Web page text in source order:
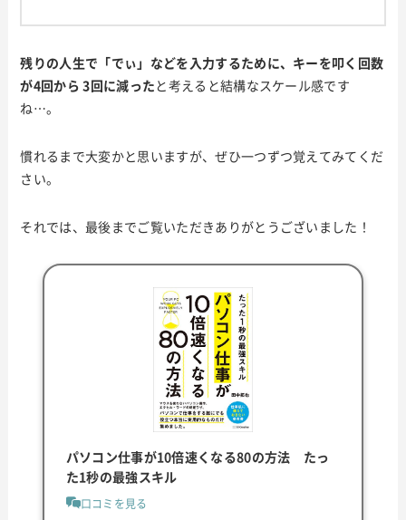
残りの人生で「でぃ」などを入力するために、キーを叩く回数
が4回から 3回に減った と考えると結構なスケール感です
ね…。
慣れるまで大変かと思いますが、ぜひ一つずつ覚えてみてくだ
さい。
それでは、最後までご覧いただきありがとうございました！
パソコン仕事が10倍速くなる80の方法 たっ
た1秒の最強スキル
口コミを見る